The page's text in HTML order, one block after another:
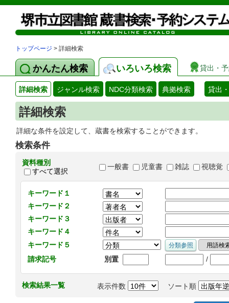
トップページ > 詳細検索
かんたん検索 いろいろ検索 貸出・
詳細検索 ジャンル検索 NDC分類検索 典拠検索 貸出
詳細検索
詳細な条件を設定して、蔵書を検索することができます。
検索条件
資料種別
すべて選択
一般書 児童書 雑誌 視聴覚
キーワード１
キーワード２
キーワード３
キーワード４
キーワード５
請求記号
別置 /
検索結果一覧 表示件数 ソート順